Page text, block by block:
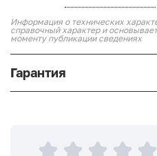
Информация о технических
справочный характер и
моменту публикации сведениях
Гарантия